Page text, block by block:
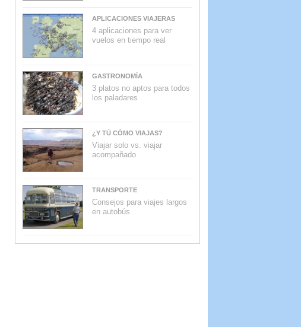
APLICACIONES VIAJERAS
4 aplicaciones para ver
vuelos en tiempo real
GASTRONOMÍA
3 platos no aptos para todos
los paladares
¿Y TÚ CÓMO VIAJAS?
Viajar solo vs. viajar
acompañado
TRANSPORTE
Consejos para viajes largos
en autobús